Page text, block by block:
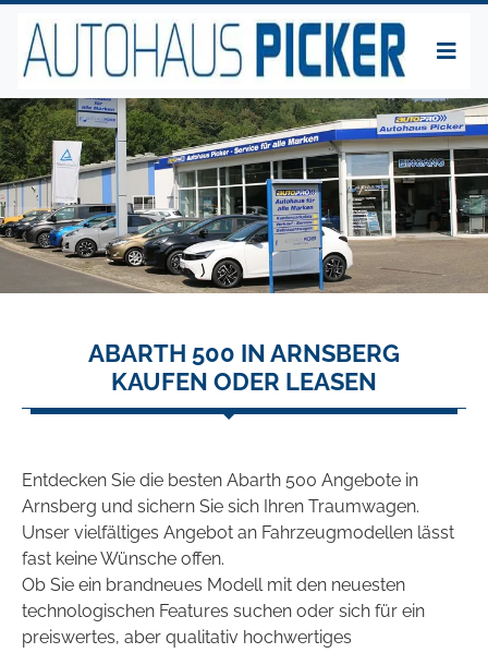
ABARTH 500 IN ARNSBERG
KAUFEN ODER LEASEN
Entdecken Sie die besten Abarth 500 Angebote in
Arnsberg und sichern Sie sich Ihren Traumwagen.
Unser vielfältiges Angebot an Fahrzeugmodellen lässt
fast keine Wünsche offen.
Ob Sie ein brandneues Modell mit den neuesten
technologischen Features suchen oder sich für ein
preiswertes, aber qualitativ hochwertiges